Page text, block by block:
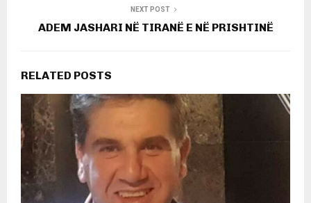
NEXT POST
ADEM JASHARI NË TIRANË E NË PRISHTINË
RELATED POSTS